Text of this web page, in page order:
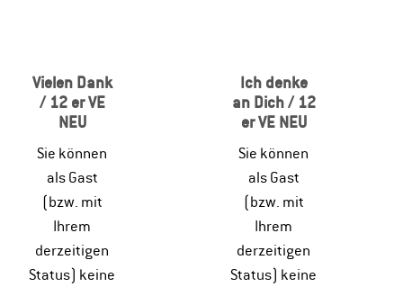
Vielen Dank
/ 12 er VE
NEU
Sie können
als Gast
(bzw. mit
Ihrem
derzeitigen
Status) keine
Ich denke
an Dich / 12
er VE NEU
Sie können
als Gast
(bzw. mit
Ihrem
derzeitigen
Status) keine